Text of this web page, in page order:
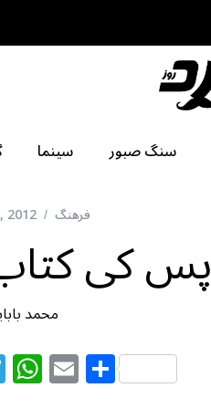
سنگ صبور سینما
فرهنگ 2012
پس کی
محمد
T W E S